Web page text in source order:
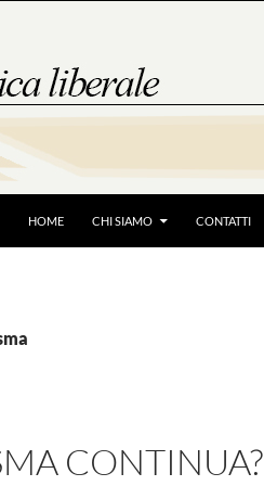
HOME CHI SIAMO CONTATTI
CONTINUA?